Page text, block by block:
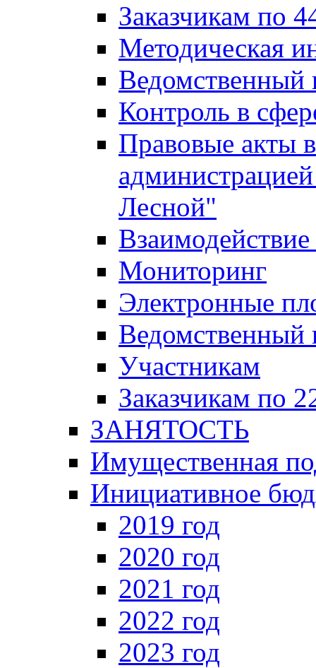
Заказчикам по
Методическая
Ведомственный
Контроль в
Правовые акты
Лесной"
Мониторинг
Электронные
Ведомственный
Участникам
Заказчикам по
ЗАНЯТОСТЬ
Имущественная
Инициативное
2019 год
2020 год
2021 год
2022 год
2023 год